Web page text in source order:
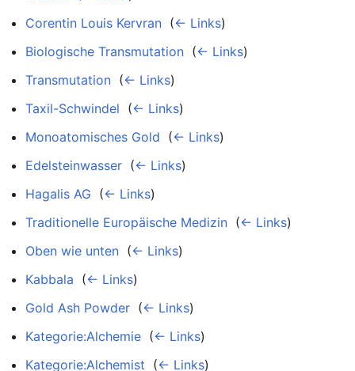
Corentin Louis Kervran (← Links)
Biologische Transmutation (← Links)
Transmutation (← Links)
Taxil-Schwindel (← Links)
Monoatomisches Gold (← Links)
Edelsteinwasser (← Links)
Hagalis AG (← Links)
Traditionelle Europäische Medizin (← Links)
Oben wie unten (← Links)
Kabbala (← Links)
Gold Ash Powder (← Links)
Kategorie:Alchemie (← Links)
Kategorie:Alchemist (← Links)